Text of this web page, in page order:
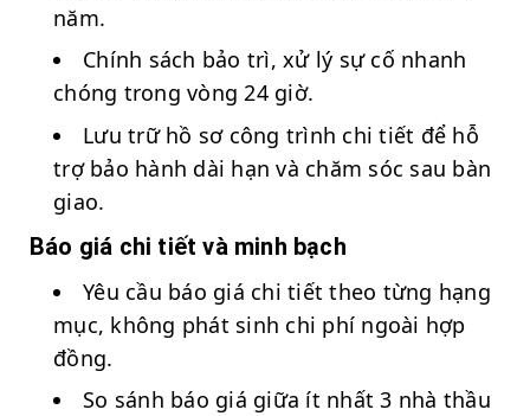
năm.
Chính sách bảo trì, xử lý sự cố nhanh
chóng trong vòng 24 giờ.
Lưu trữ hồ sơ công trình chi tiết để hỗ
trợ bảo hành dài hạn và chăm sóc sau bàn
giao.
Báo giá chi tiết và minh bạch
Yêu cầu báo giá chi tiết theo từng hạng
mục, không phát sinh chi phí ngoài hợp
đồng.
So sánh báo giá giữa ít nhất 3 nhà thầu